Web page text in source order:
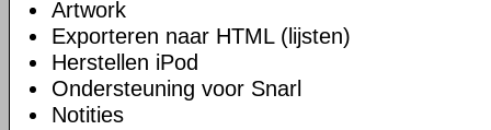
Artwork
Exporteren naar HTML (lijsten)
Herstellen iPod
Ondersteuning voor Snarl
Notities